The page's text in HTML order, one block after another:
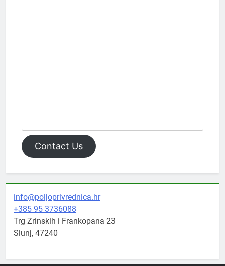
Contact Us
info@poljoprivrednica.hr
+385 95 3736088
Trg Zrinskih i Frankopana 23
Slunj, 47240